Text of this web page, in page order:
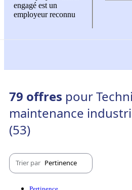
engagé est un
employeur reconnu
79 offres pour
maintenance
(53)
Trier par Pertinence